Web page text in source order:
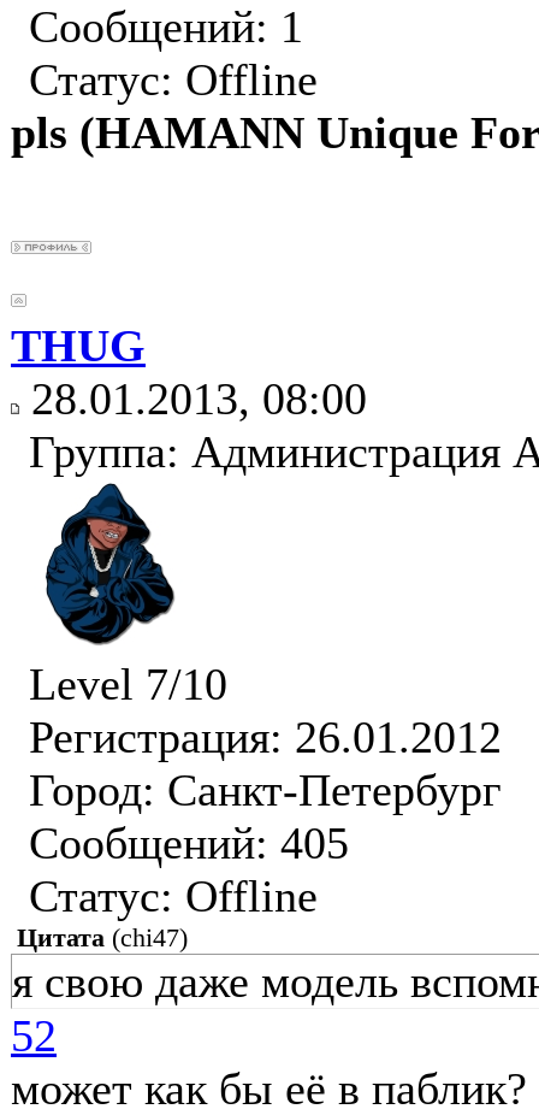
Сообщений: 1
Статус: Offline
pls (HAMANN Unique
THUG
28.01.2013, 08:00
Группа: Администрация
Level 7/10
Регистрация: 26.01.2012
Город: Санкт-Петербург
Сообщений: 405
Статус: Offline
Цитата (chi47)
я свою даже модель
52
может как бы её в паблик?